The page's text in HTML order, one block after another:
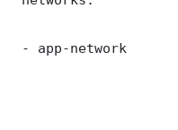
- app-network